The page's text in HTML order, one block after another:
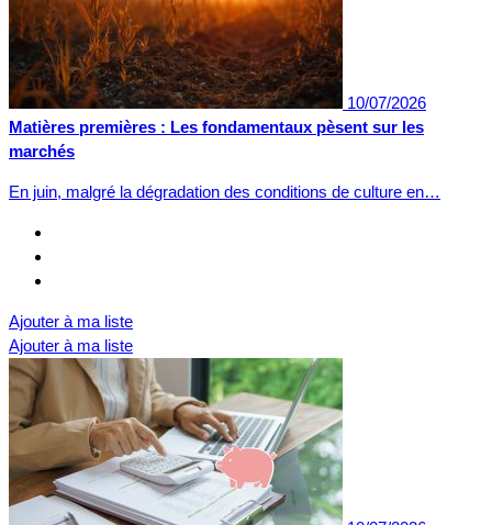
10/07/2026
Matières premières : Les fondamentaux pèsent sur les
marchés
En juin, malgré la dégradation des conditions de culture en…
Ajouter à ma liste
Ajouter à ma liste